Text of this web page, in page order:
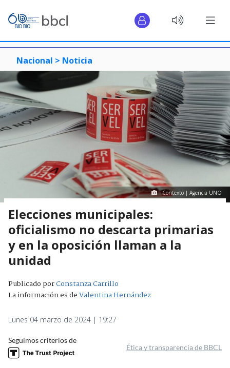
Nacional > Noticia
Contexto | Agencia UNO
Elecciones municipales:
oficialismo no descarta primarias
y en la oposición llaman a la
unidad
Publicado porConstanza Carrillo
La información es deValentina Hernández
Lunes 04 marzo de 2024 | 19:27
Seguimos criterios de
Ética y transparencia de BBCL